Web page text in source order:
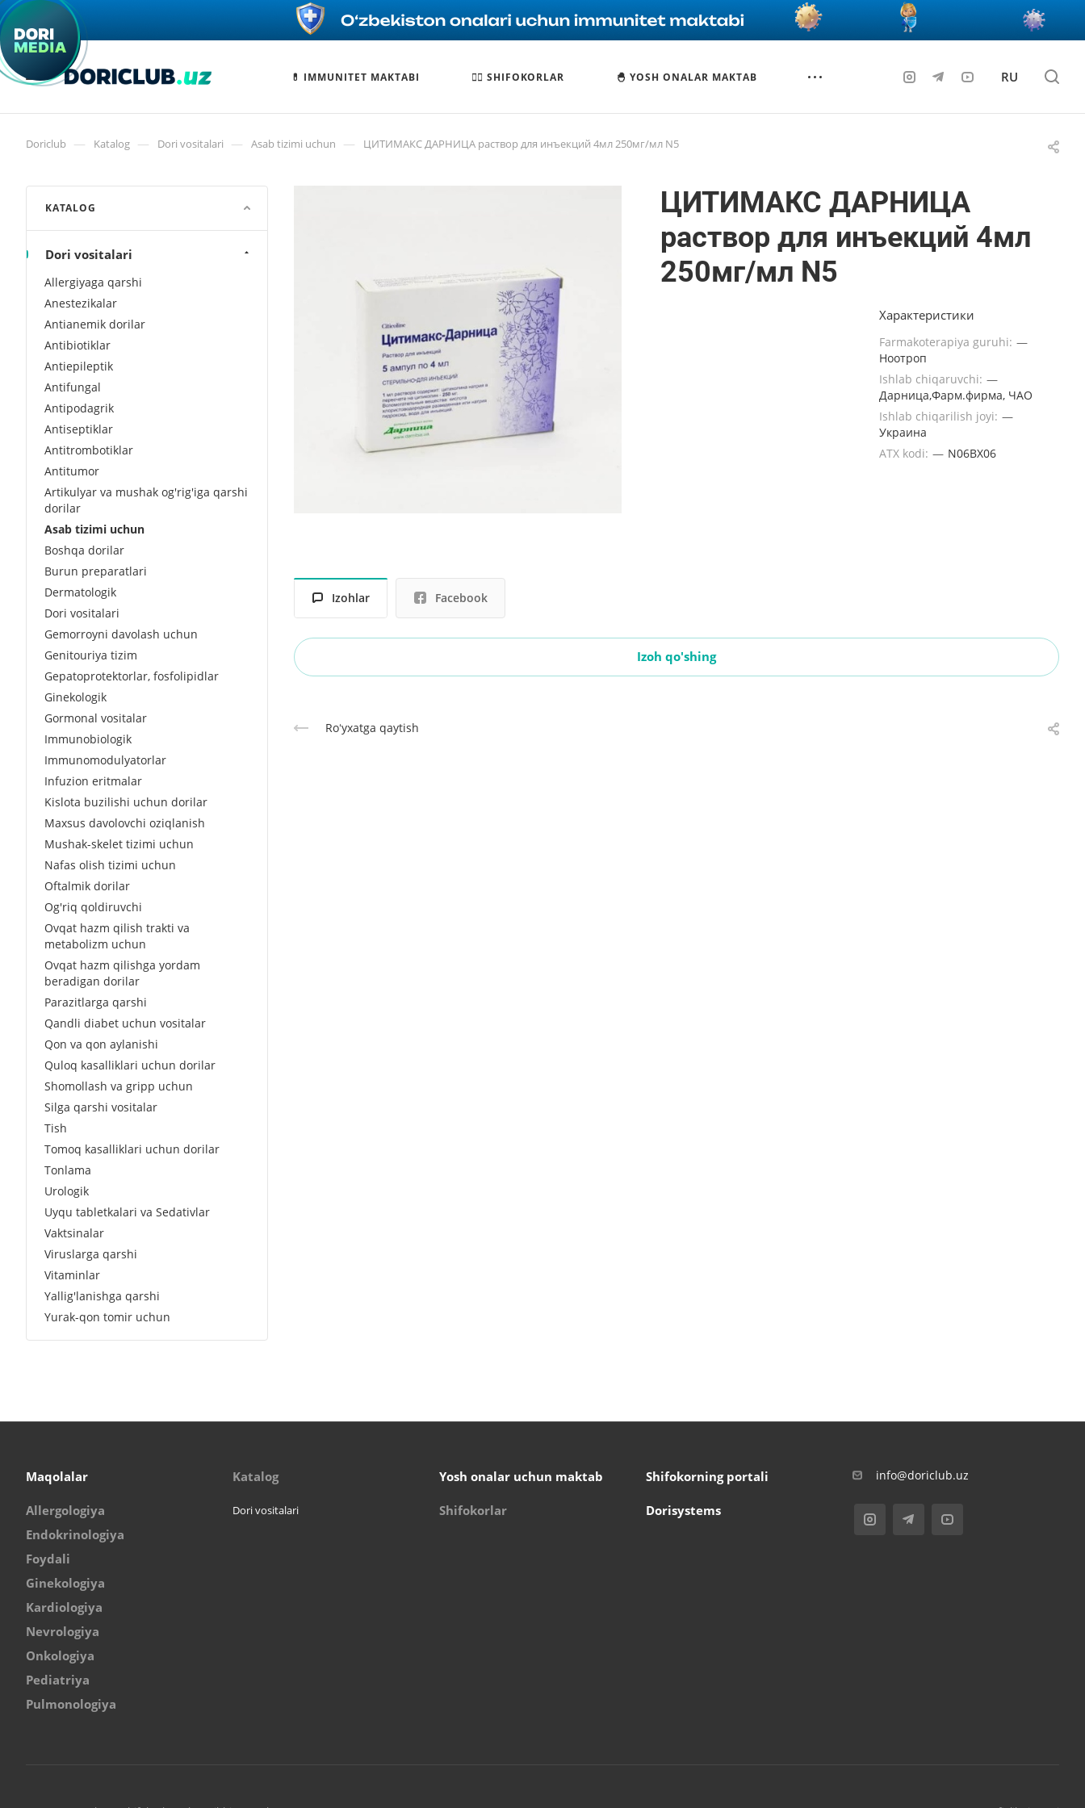
💊 IMMUNITET MAKTABI 🧑‍⚕️ SHIFOKORLAR 🐣 YOSH ONALAR MAKTAB RU
Doriclub — Katalog — Dori vositalari — Asab tizimi uchun — ЦИТИМАКС ДАРНИЦА раствор для инъекций 4мл 250мг/мл N5
ЦИТИМАКС ДАРНИЦА
раствор для инъекций 4мл
250мг/мл N5
Характеристики
Farmakoterapiya guruhi: —
Ноотроп
Ishlab chiqaruvchi: —
Дарница,Фарм.фирма, ЧАО
Ishlab chiqarilish joyi: —
Украина
ATX kodi: — N06BX06
Izohlar Facebook
Izoh qo'shing
Roʻyxatga qaytish
KATALOG
Dori vositalari
Allergiyaga qarshi
Anestezikalar
Antianemik dorilar
Antibiotiklar
Antiepileptik
Antifungal
Antipodagrik
Antiseptiklar
Antitrombotiklar
Antitumor
Artikulyar va mushak og'rig'iga qarshi
dorilar
Asab tizimi uchun
Boshqa dorilar
Burun preparatlari
Dermatologik
Dori vositalari
Gemorroyni davolash uchun
Genitouriya tizim
Gepatoprotektorlar, fosfolipidlar
Ginekologik
Gormonal vositalar
Immunobiologik
Immunomodulyatorlar
Infuzion eritmalar
Kislota buzilishi uchun dorilar
Maxsus davolovchi oziqlanish
Mushak-skelet tizimi uchun
Nafas olish tizimi uchun
Oftalmik dorilar
Og'riq qoldiruvchi
Ovqat hazm qilish trakti va
metabolizm uchun
Ovqat hazm qilishga yordam
beradigan dorilar
Parazitlarga qarshi
Qandli diabet uchun vositalar
Qon va qon aylanishi
Quloq kasalliklari uchun dorilar
Shomollash va gripp uchun
Silga qarshi vositalar
Tish
Tomoq kasalliklari uchun dorilar
Tonlama
Urologik
Uyqu tabletkalari va Sedativlar
Vaktsinalar
Viruslarga qarshi
Vitaminlar
Yallig'lanishga qarshi
Yurak-qon tomir uchun
Maqolalar
Allergologiya
Endokrinologiya
Foydali
Ginekologiya
Kardiologiya
Nevrologiya
Onkologiya
Pediatriya
Pulmonologiya
Katalog
Dori vositalari
Yosh onalar uchun maktab
Shifokorlar
Shifokorning portali
Dorisystems
info@doriclub.uz